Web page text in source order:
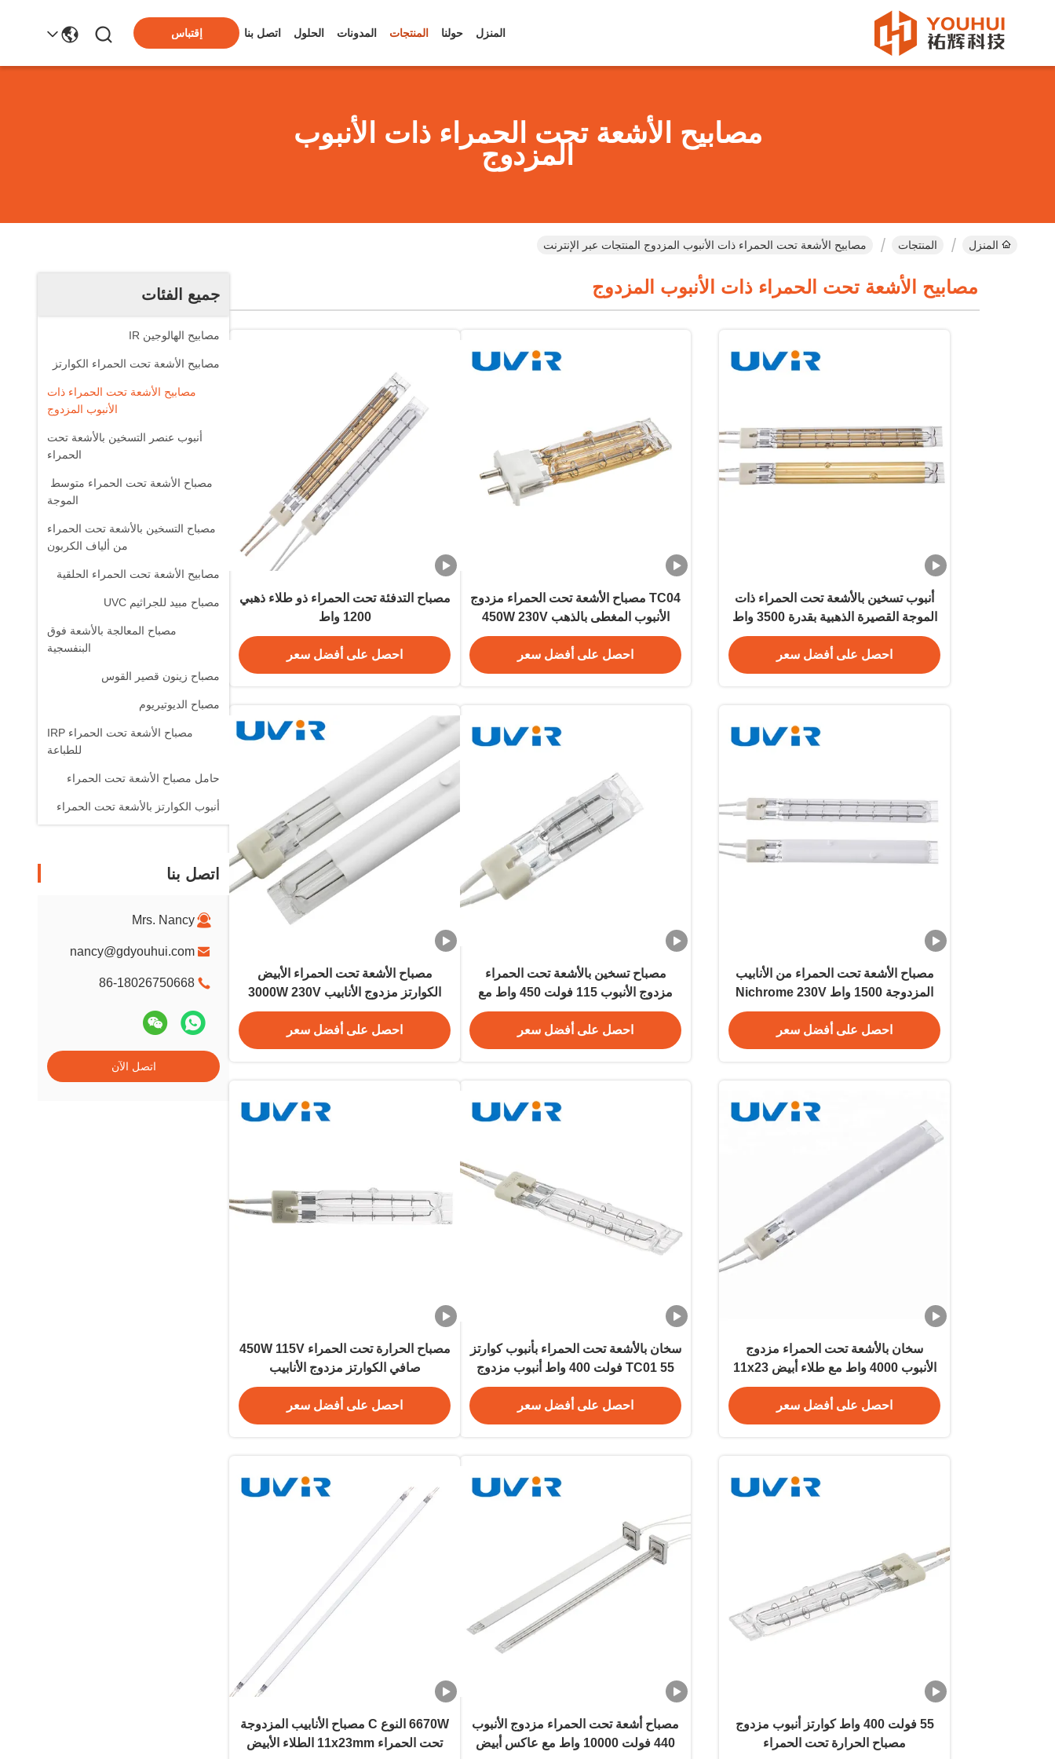
المنزل حولنا المنتجات المدونات الحلول اتصل بنا إقتباس
مصابيح الأشعة تحت الحمراء ذات الأنبوب
المزدوج
المنزل المنتجات مصابيح الأشعة تحت الحمراء ذات الأنبوب المزدوج المنتجات عبر الإنترنت
جميع الفئات
مصابيح الهالوجين IR
مصابيح الأشعة تحت الحمراء الكوارتز
مصابيح الأشعة تحت الحمراء ذات
الأنبوب المزدوج
أنبوب عنصر التسخين بالأشعة تحت
الحمراء
مصباح الأشعة تحت الحمراء متوسط ​​
الموجة
مصباح التسخين بالأشعة تحت الحمراء
من ألياف الكربون
مصابيح الأشعة تحت الحمراء الحلقية
مصباح مبيد للجراثيم UVC
مصباح المعالجة بالأشعة فوق
البنفسجية
مصباح زينون قصير القوس
مصباح الديوتيريوم
مصباح الأشعة تحت الحمراء IRP
للطباعة
حامل مصباح الأشعة تحت الحمراء
أنبوب الكوارتز بالأشعة تحت الحمراء
اتصل بنا
Mrs. Nancy
nancy@gdyouhui.com
86-18026750668
اتصل الآن
مصابيح الأشعة تحت الحمراء ذات الأنبوب المزدوج
أنبوب تسخين بالأشعة تحت الحمراء ذات
الموجة القصيرة الذهبية بقدرة 3500 واط
لمعدات التجفيف
احصل على أفضل سعر
TC04 مصباح الأشعة تحت الحمراء مزدوج
الأنبوب المغطى بالذهب 450W 230V
احصل على أفضل سعر
مصباح التدفئة تحت الحمراء ذو طلاء ذهبي
1200 واط
احصل على أفضل سعر
مصباح الأشعة تحت الحمراء من الأنابيب
المزدوجة 1500 واط Nichrome 230V
White Coating
احصل على أفضل سعر
مصباح تسخين بالأشعة تحت الحمراء
مزدوج الأنبوب 115 فولت 450 واط مع
زجاج كوارتز
احصل على أفضل سعر
مصباح الأشعة تحت الحمراء الأبيض
الكوارتز مزدوج الأنابيب 3000W 230V
500mm التدفئة
احصل على أفضل سعر
سخان بالأشعة تحت الحمراء مزدوج
الأنبوب 4000 واط مع طلاء أبيض 11x23
مم
احصل على أفضل سعر
سخان بالأشعة تحت الحمراء بأنبوب كوارتز
TC01 55 فولت 400 واط أنبوب مزدوج
احصل على أفضل سعر
مصباح الحرارة تحت الحمراء 450W 115V
صافي الكوارتز مزدوج الأنابيب
احصل على أفضل سعر
55 فولت 400 واط كوارتز أنبوب مزدوج
مصباح الحرارة تحت الحمراء
مصباح أشعة تحت الحمراء مزدوج الأنبوب
440 فولت 10000 واط مع عاكس أبيض
6670W النوع C مصباح الأنابيب المزدوجة
تحت الحمراء 11x23mm الطلاء الأبيض